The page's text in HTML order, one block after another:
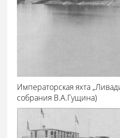
Императорская яхта
собрания В.А.Гущина)